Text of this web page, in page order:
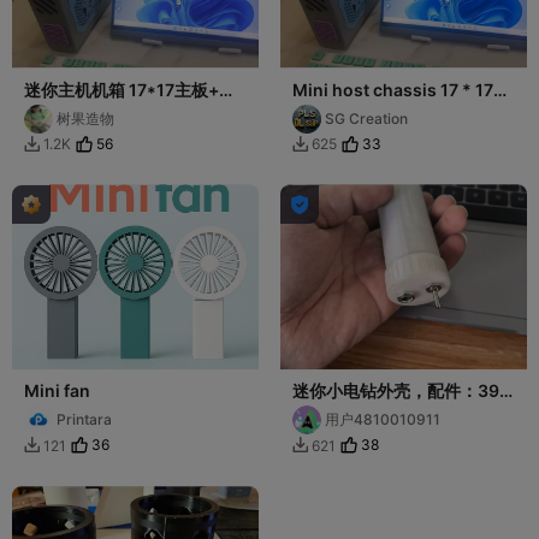
迷你主机机箱 17*17主板+小
1u电源树果造物
 1.2K 56
Mini host chassis 17 * 17
motherboard+small 1U
power supply
SG Creation
 625 33
Mini fan
Printara
 121 36

迷你小电钻外壳，配件：395
电机、DC025直流插座5.5-
2.2（或2.5）mm，MTS-
102 202钮子开关
用户4810010911
 621 38